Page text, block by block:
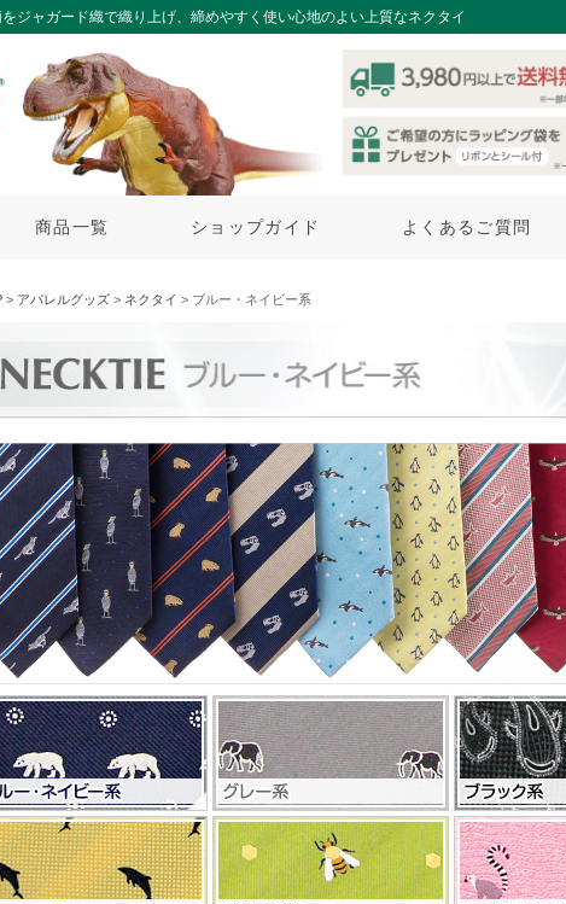
ジャガード織で織り上げ、締めやすく使い心地のよい上質なネクタイ
商品一覧 ショップガイド よくあるご質問
> アパレルグッズ > ネクタイ > ブルー・ネイビー系